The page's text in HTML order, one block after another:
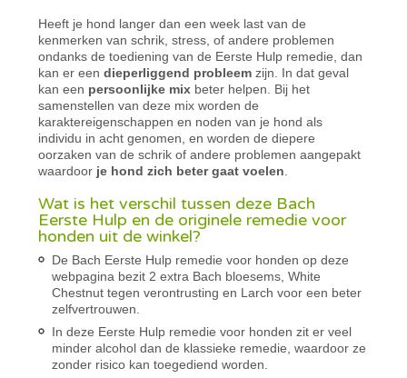
Heeft je hond langer dan een week last van de
kenmerken van schrik, stress, of andere problemen
ondanks de toediening van de Eerste Hulp remedie, dan
kan er eendieperliggend probleem zijn. In dat geval
kan een persoonlijke mix beter helpen. Bij het
samenstellen van deze mix worden de
karaktereigenschappen en noden van je hond als
individu in acht genomen, en worden de diepere
oorzaken van de schrik of andere problemen aangepakt
waardoor je hond zich beter gaat voelen.
Wat is het verschil tussen deze Bach
Eerste Hulp en de originele remedie voor
honden uit de winkel?
De Bach Eerste Hulp remedie voor honden op deze
webpagina bezit 2 extra Bach bloesems, White
Chestnut tegen verontrusting en Larch voor een beter
zelfvertrouwen.
In deze Eerste Hulp remedie voor honden zit er veel
minder alcohol dan de klassieke remedie, waardoor ze
zonder risico kan toegediend worden.